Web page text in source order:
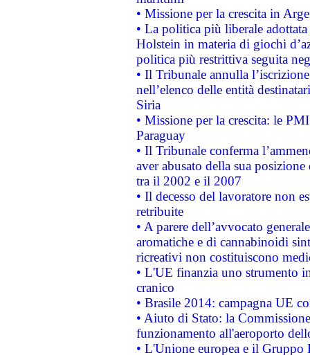
• Missione per la crescita in
• La politica più liberale
Holstein in materia di giochi
politica più restrittiva seguita
• Il Tribunale annulla
nell’elenco delle entità
Siria
• Missione per la crescita: le
Paraguay
• Il Tribunale conferma
aver abusato della sua
tra il 2002 e il 2007
• Il decesso del lavoratore non
retribuite
• A parere dell’avvocato
aromatiche e di cannabinoidi
ricreativi non costituiscono
• L'UE finanzia uno strumento
cranico
• Brasile 2014: campagna UE
• Aiuto di Stato: la
funzionamento all'aeroporto
• L'Unione europea e il